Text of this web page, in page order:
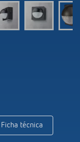
Ficha técnica